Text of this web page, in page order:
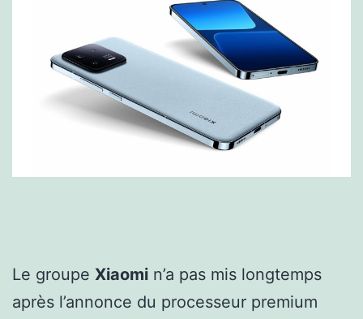
Le groupe Xiaomi n’a pas mis longtemps
après l’annonce du processeur premium